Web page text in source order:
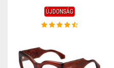
ÚJDONSÁG